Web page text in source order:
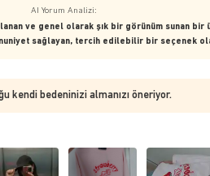
AI Yorum Analizi:
ve genel olarak şık bir görünüm sunan bir
sağlayan, tercih edilebilir bir seçenek
kendi bedeninizi almanızı öneriyor.